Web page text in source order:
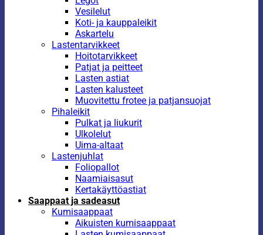
Vesilelut
Koti- ja kauppaleikit
Askartelu
Lastentarvikkeet
Hoitotarvikkeet
Patjat ja peitteet
Lasten astiat
Lasten kalusteet
Muovitettu frotee ja patjansuojat
Pihaleikit
Pulkat ja liukurit
Ulkolelut
Uima-altaat
Lastenjuhlat
Foliopallot
Naamiaisasut
Kertakäyttöastiat
Saappaat ja sadeasut
Kumisaappaat
Aikuisten kumisaappaat